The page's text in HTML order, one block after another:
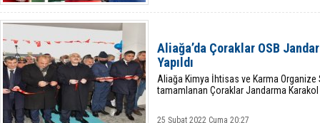
Aliağa’da Çoraklar OSB
Yapıldı
Aliağa Kimya İhtisas ve Karma Organize
tamamlanan Çoraklar Jandarma Karakol
25 Şubat 2022 Cuma 20:27